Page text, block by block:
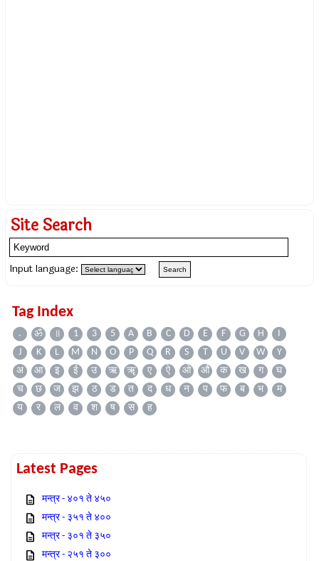
Site Search
Input language:
Tag Index
. ॐ ॥ 1 3 5 A B C D E F G H
I
J
K L M N O P Q R S T U V W
Y
अ
आ इ ई उ ऋ ॠ ए ऐ ओ औ क ख ग
घ
च
छ ज झ ठ ड त द ध न प फ ब भ
म
य
र ल व श ष स ह
Latest Pages
मन्त्र - ४०१ ते ४५०
मन्त्र - ३५१ ते ४००
मन्त्र - ३०१ ते ३५०
मन्त्र - २५१ ते ३००